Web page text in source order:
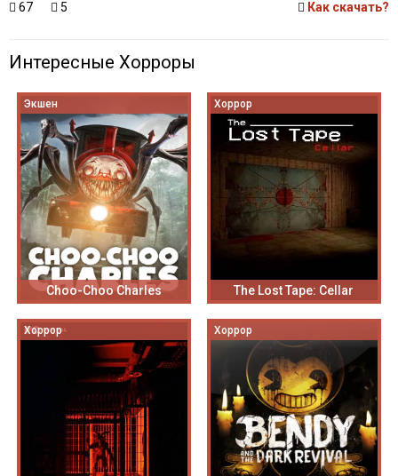
67 5 Как скачать?
Интересные Хорроры
Экшен
Choo-Choo Charles
Хоррор
The Lost Tape: Cellar
Хоррор Хоррор